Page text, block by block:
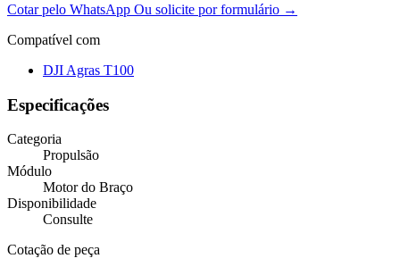
Cotar pelo WhatsApp Ou solicite por formulário →
Compatível com
DJI Agras T100
Especificações
Categoria
Propulsão
Módulo
Motor do Braço
Disponibilidade
Consulte
Cotação de peça